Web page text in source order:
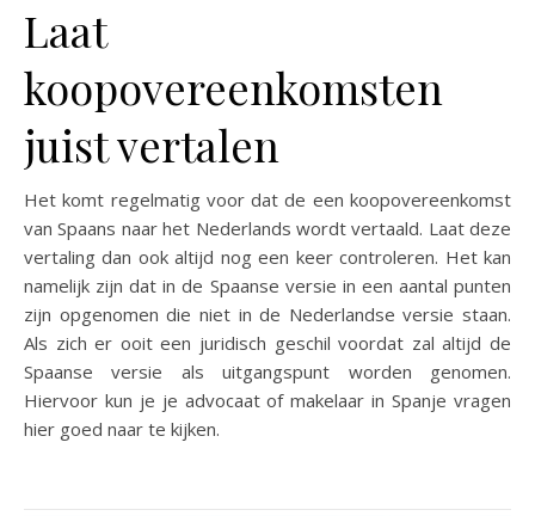
Laat
koopovereenkomsten
juist vertalen
Het komt regelmatig voor dat de een koopovereenkomst
van Spaans naar het Nederlands wordt vertaald. Laat deze
vertaling dan ook altijd nog een keer controleren. Het kan
namelijk zijn dat in de Spaanse versie in een aantal punten
zijn opgenomen die niet in de Nederlandse versie staan.
Als zich er ooit een juridisch geschil voordat zal altijd de
Spaanse versie als uitgangspunt worden genomen.
Hiervoor kun je je advocaat of makelaar in Spanje vragen
hier goed naar te kijken.